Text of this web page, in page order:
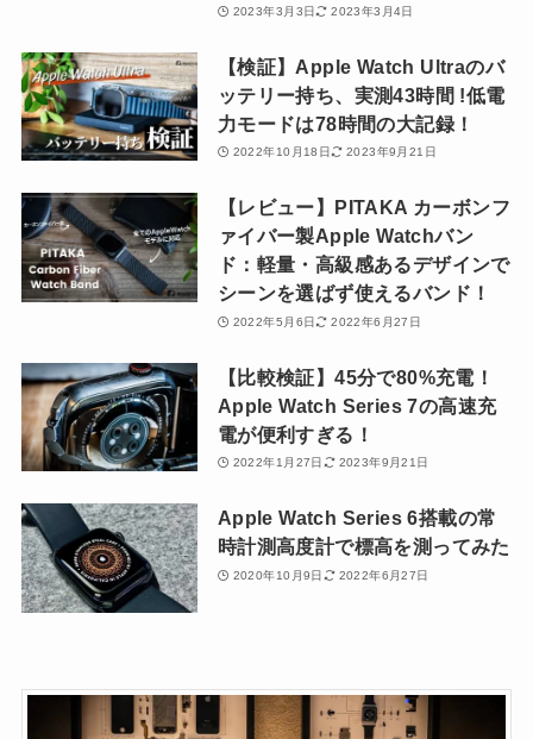
2023年3月3日 2023年3月4日
【検証】Apple Watch Ultraのバ
ッテリー持ち、実測43時間 !低電
力モードは78時間の大記録！
2022年10月18日 2023年9月21日
【レビュー】PITAKA カーボンフ
ァイバー製Apple Watchバン
ド：軽量・高級感あるデザインで
シーンを選ばず使えるバンド！
2022年5月6日 2022年6月27日
【比較検証】45分で80%充電！
Apple Watch Series 7の高速充
電が便利すぎる！
2022年1月27日 2023年9月21日
Apple Watch Series 6搭載の常
時計測高度計で標高を測ってみた
2020年10月9日 2022年6月27日